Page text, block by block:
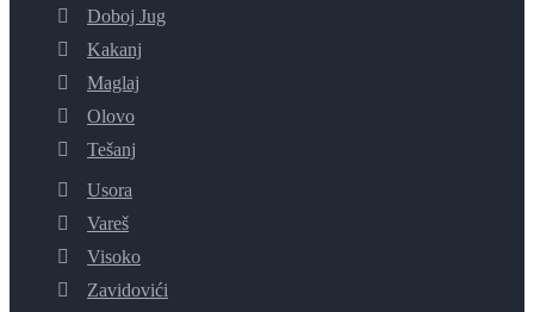
Doboj Jug
Kakanj
Maglaj
Olovo
Tešanj
Usora
Vareš
Visoko
Zavidovići